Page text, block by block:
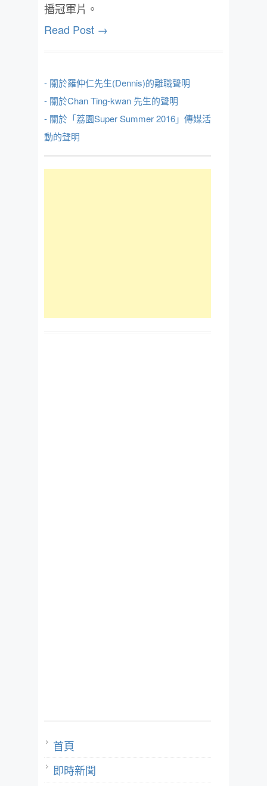
播冠軍片。
Read Post →
- 關於羅仲仁先生(Dennis)的離職聲明
- 關於Chan Ting-kwan 先生的聲明
- 關於「荔園Super Summer 2016」傳媒活
動的聲明
首頁
即時新聞